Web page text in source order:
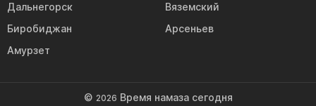
Дальнегорск
Вяземский
Биробиджан
Арсеньев
Амурзет
© 2026 Время намаза сегодня